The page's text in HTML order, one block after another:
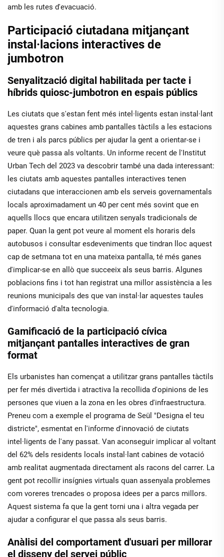
amb les rutes d'evacuació.
Participació ciutadana mitjançant
instal·lacions interactives de
jumbotron
Senyalització digital habilitada per tacte i
híbrids quiosc-jumbotron en espais públics
Les ciutats que s'estan fent més intel·ligents estan instal·lant
aquestes grans cabines amb pantalles tàctils a les estacions
de tren i als parcs públics per ajudar la gent a orientar-se i
veure què passa als voltants. Un informe recent de l'Institut
Urban Tech del 2023 va descobrir també una dada interessant:
les ciutats amb aquestes pantalles interactives tenen
ciutadans que interaccionen amb els serveis governamentals
locals aproximadament un 40 per cent més sovint que en
aquells llocs que encara utilitzen senyals tradicionals de
paper. Quan la gent pot veure al moment els horaris dels
autobusos i consultar esdeveniments que tindran lloc aquest
cap de setmana tot en una mateixa pantalla, té més ganes
d'implicar-se en allò que succeeix als seus barris. Algunes
poblacions fins i tot han registrat una millor assistència a les
reunions municipals des que van instal·lar aquestes taules
d'informació d'alta tecnologia.
Gamificació de la participació cívica
mitjançant pantalles interactives de gran
format
Els urbanistes han començat a utilitzar grans pantalles tàctils
per fer més divertida i atractiva la recollida d'opinions de les
persones que viuen a la zona en les obres d'infraestructura.
Preneu com a exemple el programa de Seül "Designa el teu
districte", esmentat en l'informe d'innovació de ciutats
intel·ligents de l'any passat. Van aconseguir implicar al voltant
del 62% dels residents locals instal·lant cabines de votació
amb realitat augmentada directament als racons del carrer. La
gent pot recollir insígnies virtuals quan assenyala problemes
com voreres trencades o proposa idees per a parcs millors.
Aquest sistema fa que la gent torni una i altra vegada per
ajudar a configurar el que passa als seus barris.
Anàlisi del comportament d'usuari per millorar
el disseny del servei públic